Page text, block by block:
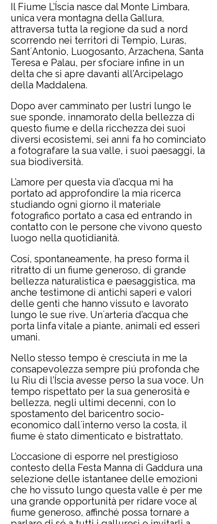
Il Fiume L’Íscia nasce dal Monte Limbara,
unica vera montagna della Gallura,
attraversa tutta la regione da sud a nord
scorrendo nei territori di Tempio, Luras,
SantʼAntonio, Luogosanto, Arzachena, Santa
Teresa e Palau, per sfociare infine in un
delta che si apre davanti all’Arcipelago
della Maddalena.
Dopo aver camminato per lustri lungo le
sue sponde, innamorato della bellezza di
questo fiume e della ricchezza dei suoi
diversi ecosistemi, sei anni fa ho cominciato
a fotografare la sua valle, i suoi paesaggi, la
sua biodiversità.
L’amore per questa via d’acqua mi ha
portato ad approfondire la mia ricerca
studiando ogni giorno il materiale
fotografico portato a casa ed entrando in
contatto con le persone che vivono questo
luogo nella quotidianità.
Cosí, spontaneamente, ha preso forma il
ritratto di un fiume generoso, di grande
bellezza naturalistica e paesaggistica, ma
anche testimone di antichi saperi e valori
delle genti che hanno vissuto e lavorato
lungo le sue rive. Unʼarteria d’acqua che
porta linfa vitale a piante, animali ed esseri
umani.
Nello stesso tempo è cresciuta in me la
consapevolezza sempre piú profonda che
lu Riu di l’Íscia avesse perso la sua voce. Un
tempo rispettato per la sua generosità e
bellezza, negli ultimi decenni, con lo
spostamento del baricentro socio-
economico dallʼinterno verso la costa, il
fiume è stato dimenticato e bistrattato.
L’occasione di esporre nel prestigioso
contesto della Festa Manna di Gaddura una
selezione delle istantanee delle emozioni
che ho vissuto lungo questa valle è per me
una grande opportunità per ridare voce al
fiume generoso, affinché possa tornare a